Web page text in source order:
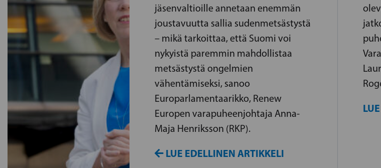
jäsenvaltioille annetaan enemmän
joustavuutta sallia sudenmetsästystä
– mikä tarkoittaa, että Suomi voi
nykyistä paremmin mahdollistaa
metsästystä ongelmien
vähentämiseksi, sanoo
Europarlamentaarikko, Renew
Europen varapuheenjohtaja Anna-
Maja Henriksson (RKP).
LUE EDELLINEN ARTIKKELI